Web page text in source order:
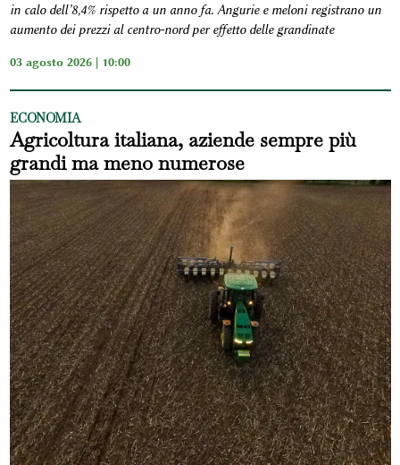
in calo dell’8,4% rispetto a un anno fa. Angurie e meloni registrano un
aumento dei prezzi al centro-nord per effetto delle grandinate
03 agosto 2026 | 10:00
ECONOMIA
Agricoltura italiana, aziende sempre più
grandi ma meno numerose